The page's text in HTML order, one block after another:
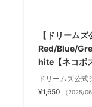
【ドリーム
Red/Blue/
hite【ネコポ
ドリームズ公式
¥1,650
（2025/